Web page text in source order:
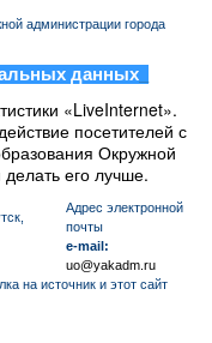
администрации города
данных
«LiveInternet».
посетителей с
Окружной
его лучше.
Aдрес электронной
почты
e-mail:
uo@yakadm.ru
на источник и этот сайт